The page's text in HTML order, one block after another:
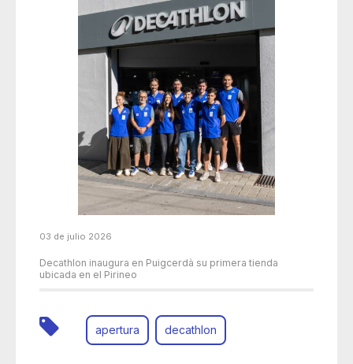
03 de julio 2026
Decathlon inaugura en Puigcerdà su primera tienda
ubicada en el Pirineo
apertura decathlon